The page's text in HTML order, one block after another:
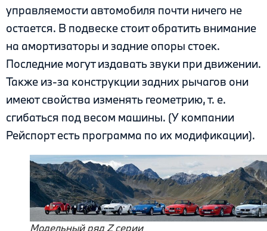
управляемости автомобиля почти ничего не
остается. В подвеске стоит обратить внимание
на амортизаторы и задние опоры стоек.
Последние могут издавать звуки при движении.
Также из-за конструкции задних рычагов они
имеют свойства изменять геометрию, т. е.
сгибаться под весом машины. (У компании
Рейспорт есть программа по их модификации).
Модельный ряд Z серии